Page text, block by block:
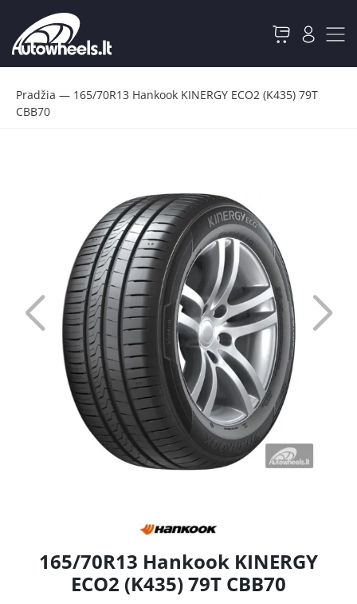
Pradžia — 165/70R13 Hankook KINERGY ECO2 (K435) 79T
CBB70
165/70R13 Hankook KINERGY
ECO2 (K435) 79T CBB70